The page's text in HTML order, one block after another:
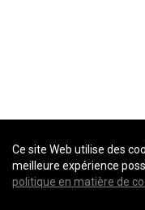
Ce site Web utilise des
meilleure expérience
politique en matière de